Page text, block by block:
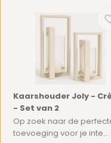
Kaarshouder Joly -
- Set van 2
Op zoek naar de
toevoeging voor je inte...